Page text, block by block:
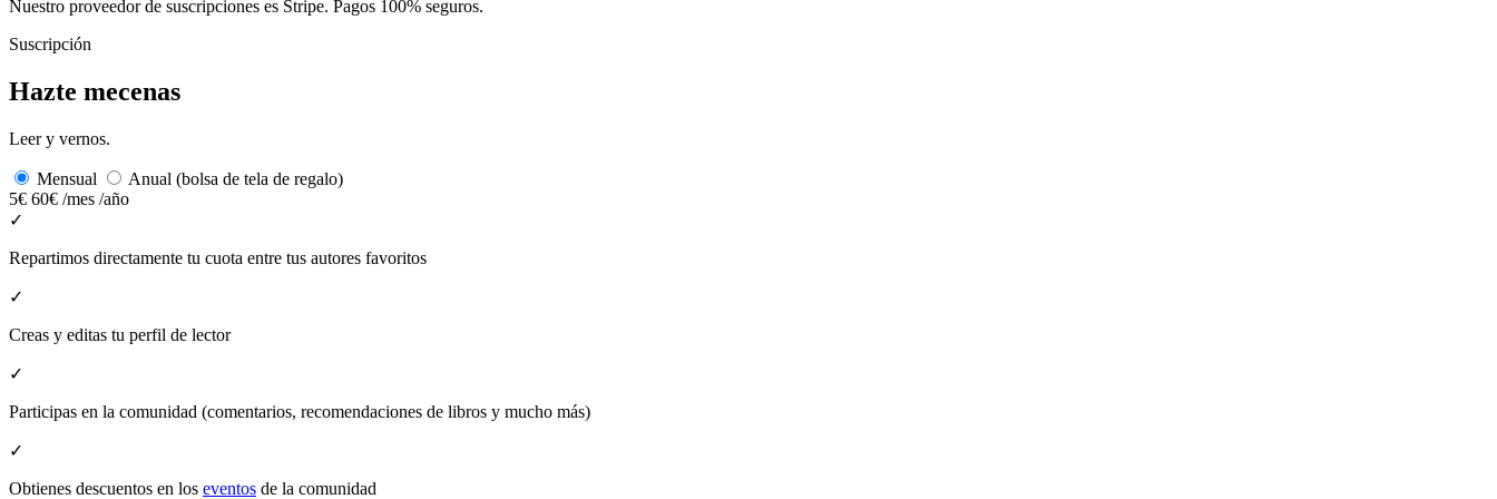
Nuestro proveedor de suscripciones es Stripe. Pagos 100% seguros.
Suscripción
Hazte mecenas
Leer y vernos.
Mensual
Anual (bolsa de tela de regalo)
5€ 60€ /mes /año
✓
Repartimos directamente tu cuota entre tus autores favoritos
✓
Creas y editas tu perfil de lector
✓
Participas en la comunidad (comentarios, recomendaciones de libros y mucho más)
✓
Obtienes descuentos en los eventos de la comunidad